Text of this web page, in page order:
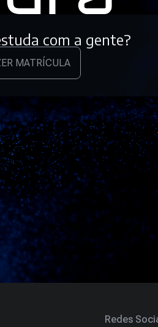
com a gente?
MATRÍCULA
Redes